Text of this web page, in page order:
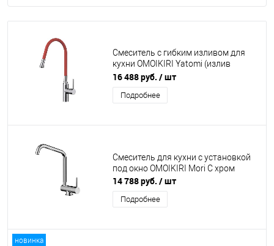
Смеситель с гибким изливом для
кухни OMOIKIRI Yatomi (излив
красный, черный, белый, серый)
16 488 руб. / шт
Подробнее
Смеситель для кухни с установкой
под окно OMOIKIRI Mori C хром
14 788 руб. / шт
Подробнее
новинка